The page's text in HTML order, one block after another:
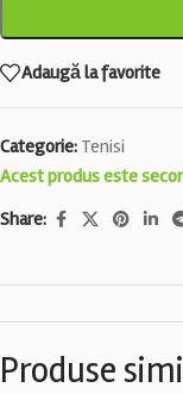
Adaugă la favorite
Categorie: Tenisi
Acest produs este
Share:
Produse